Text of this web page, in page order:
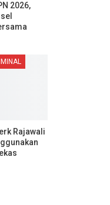
2026,
Rajawali